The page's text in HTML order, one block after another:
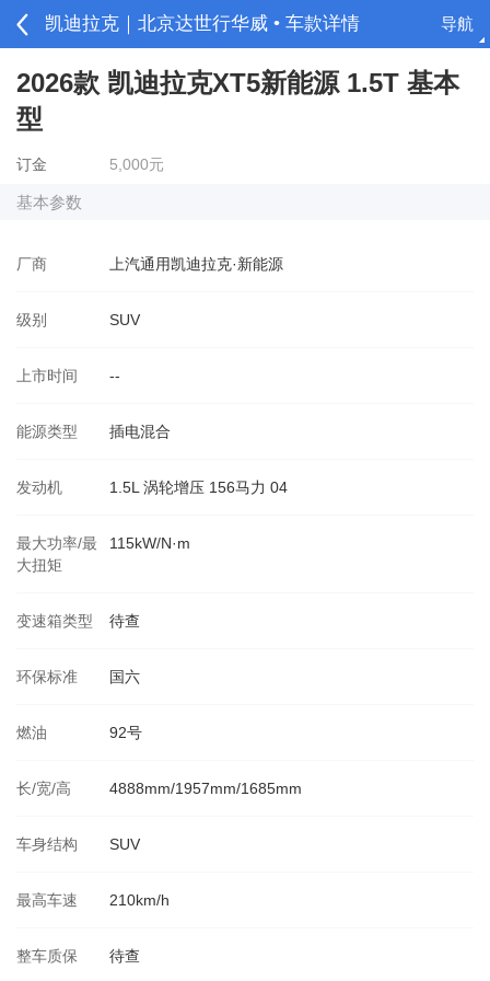
凯迪拉克｜北京达世行华威 • 车款详情 导航
请登录
2026款 凯迪拉克XT5新能源 1.5T 基本
型
订金 5,000元
基本参数
厂商 上汽通用凯迪拉克·新能源
级别 SUV
上市时间 --
能源类型 插电混合
发动机 1.5L 涡轮增压 156马力 04
最大功率/最
大扭矩
115kW/N·m
变速箱类型 待查
环保标准 国六
燃油 92号
长/宽/高 4888mm/1957mm/1685mm
车身结构 SUV
最高车速 210km/h
整车质保 待查